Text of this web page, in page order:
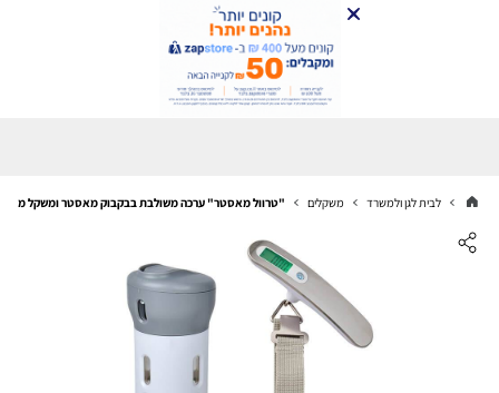
לבית לגן ולמשרד משקלים "טרוול מאסטר" ערכה משולבת בבקבוק מאסטר ומשקל